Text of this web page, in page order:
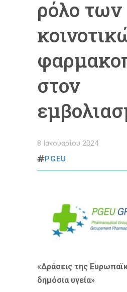
ρόλο των
στον
8 Ιανουαρίου 2024
PGEU
«Δράσεις της
δημόσια υγεία»